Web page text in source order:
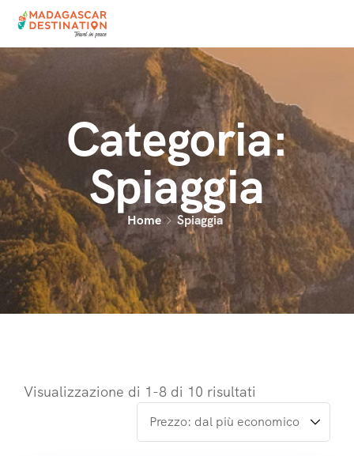
Categoria:
Spiaggia
Home Spiaggia
Visualizzazione di 1-8 di 10 risultati